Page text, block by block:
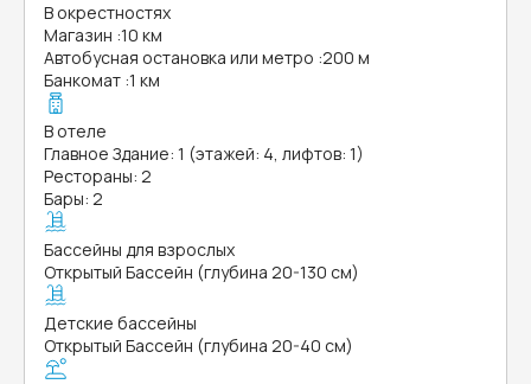
В окрестностях
Магазин :10 км
Автобусная остановка или метро :200 м
Банкомат :1 км
В отеле
Главное Здание: 1 (этажей: 4, лифтов: 1)
Рестораны: 2
Бары: 2
Бассейны для взрослых
Открытый Бассейн (глубина 20-130 см)
Детские бассейны
Открытый Бассейн (глубина 20-40 см)